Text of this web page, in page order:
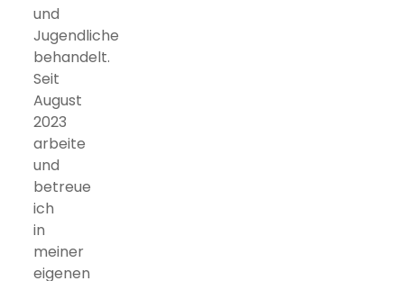
und
Jugendliche
behandelt.
Seit
August
2023
arbeite
und
betreue
ich
in
meiner
eigenen